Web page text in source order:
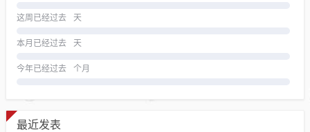
这周已经过去 天
本月已经过去 天
今年已经过去 个月
最近发表